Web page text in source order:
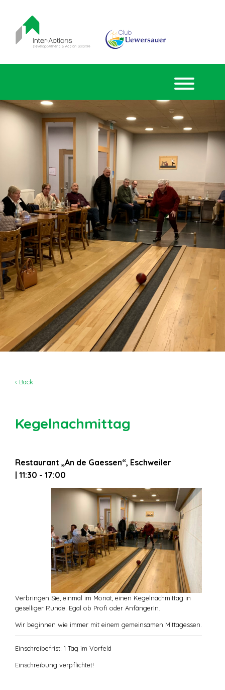
‹ Back
Kegelnachmittag
Restaurant „An de Gaessen“, Eschweiler
| 11:30 - 17:00
Verbringen Sie, einmal im Monat, einen Kegelnachmittag in
geselliger Runde. Egal ob Profi oder AnfängerIn.
Wir beginnen wie immer mit einem gemeinsamen Mittagessen.
Einschreibefrist: 1 Tag im Vorfeld
Einschreibung verpflichtet!